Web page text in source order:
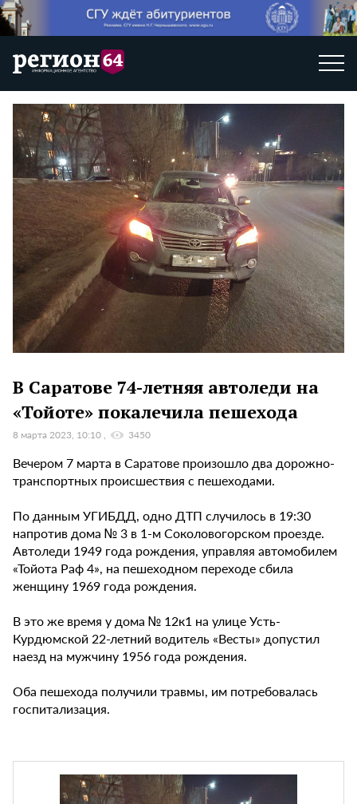
В Саратове 74-летняя автоледи на
«Тойоте» покалечила пешехода
8 марта 2023, 10:10 3450
Вечером 7 марта в Саратове произошло два дорожно-
транспортных происшествия с пешеходами.
По данным УГИБДД, одно ДТП случилось в 19:30
напротив дома № 3 в 1-м Соколовогорском проезде.
Автоледи 1949 года рождения, управляя автомобилем
«Тойота Раф 4», на пешеходном переходе сбила
женщину 1969 года рождения.
В это же время у дома № 12к1 на улице Усть-
Курдюмской 22-летний водитель «Весты» допустил
наезд на мужчину 1956 года рождения.
Оба пешехода получили травмы, им потребовалась
госпитализация.